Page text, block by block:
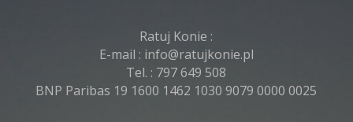
Ratuj Konie :
E-mail : info@ratujkonie.pl
Tel. : 797 649 508
BNP Paribas 19 1600 1462 1030 9079 0000 0025